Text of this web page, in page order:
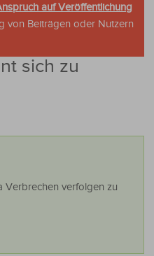
auf Veröffentlichung
von Beiträgen oder Nutzern
sich zu
Verbrechen verfolgen zu